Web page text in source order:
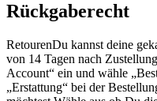
Rückgaberecht
RetourenDu kannst deine
von 14 Tagen nach
Account“ ein und wähle
„Erstattung“ bei der